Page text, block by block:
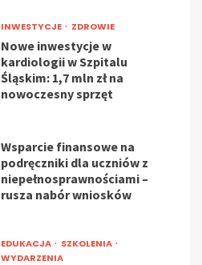
INWESTYCJE ZDROWIE
Nowe inwestycje w
kardiologii w Szpitalu
Śląskim: 1,7 mln zł na
nowoczesny sprzęt
Wsparcie finansowe na
podręczniki dla uczniów z
niepełnosprawnościami –
rusza nabór wniosków
EDUKACJA
SZKOLENIA
WYDARZENIA